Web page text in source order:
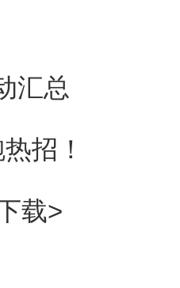
医师队伍素
报名
汇总
招！
载>